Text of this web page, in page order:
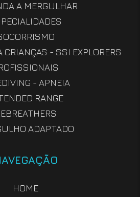
HOME
A MERGULHAR
CRIANÇAS - SSI EXPLORERS
- APNEIA
RANGE
ADAPTADO